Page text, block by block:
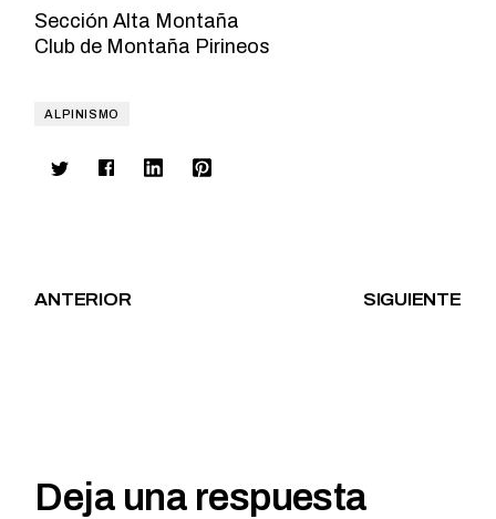
Sección Alta Montaña
Club de Montaña Pirineos
ALPINISMO
ANTERIOR SIGUIENTE
Deja una respuesta